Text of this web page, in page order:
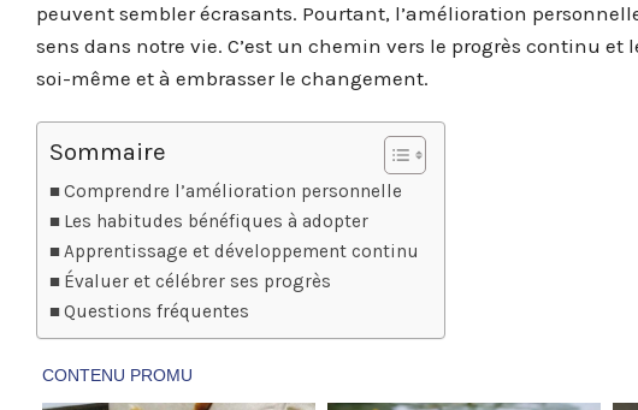
peuvent sembler écrasants. Pourtant, l’amélioration
sens dans notre vie. C’est un chemin vers le progrès continu
soi-même et à embrasser le changement.
Sommaire
Comprendre l’amélioration personnelle
Les habitudes bénéfiques à adopter
Apprentissage et développement continu
Évaluer et célébrer ses progrès
Questions fréquentes